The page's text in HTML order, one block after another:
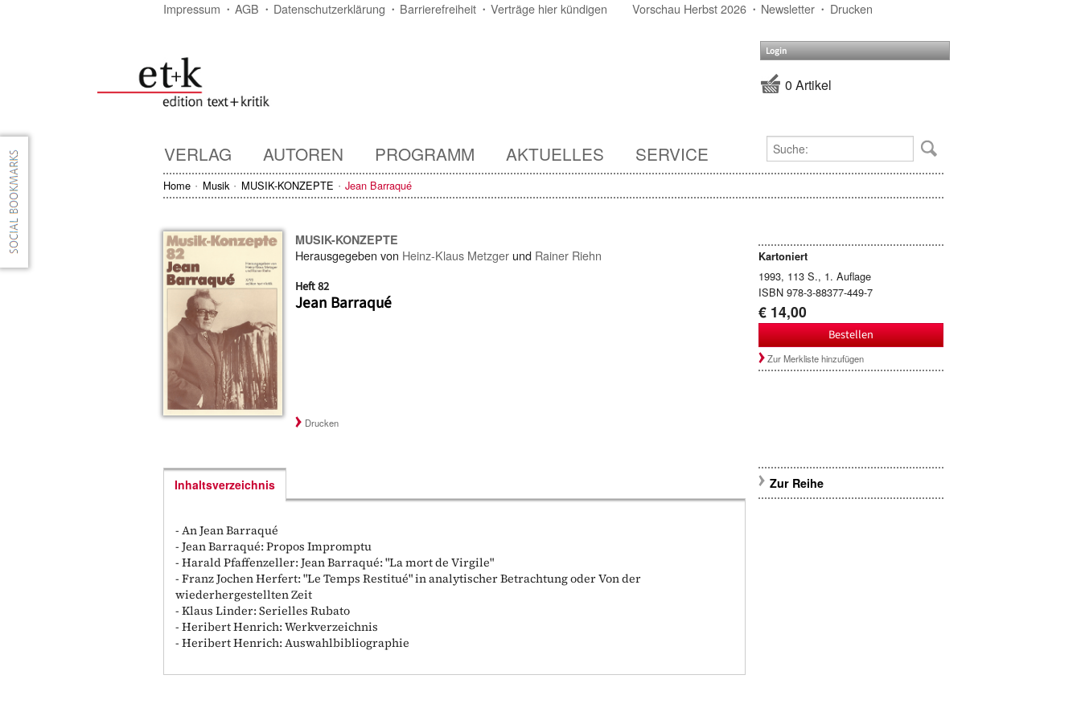
Impressum AGB Datenschutzerklärung Barrierefreiheit Verträge hier kündigen Vorschau Herbst 2026 Newsletter Drucken
Login
0 Artikel
VERLAG AUTOREN PROGRAMM AKTUELLES SERVICE
Home Musik MUSIK-KONZEPTE Jean Barraqué
MUSIK-KONZEPTE
Herausgegeben von Heinz-Klaus Metzger und Rainer Riehn
Heft 82
Jean Barraqué
Kartoniert
1993, 113 S., 1. Auflage
ISBN 978-3-88377-449-7
€ 14,00
Bestellen
Zur Merkliste hinzufügen
Drucken
Inhaltsverzeichnis
- An Jean Barraqué
- Jean Barraqué: Propos Impromptu
- Harald Pfaffenzeller: Jean Barraqué: "La mort de Virgile"
- Franz Jochen Herfert: "Le Temps Restitué" in analytischer Betrachtung oder Von der
wiederhergestellten Zeit
- Klaus Linder: Serielles Rubato
- Heribert Henrich: Werkverzeichnis
- Heribert Henrich: Auswahlbibliographie
Zur Reihe